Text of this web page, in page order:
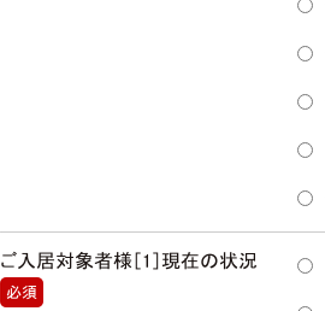
ご入居対象者様［1］現在の状況
必須